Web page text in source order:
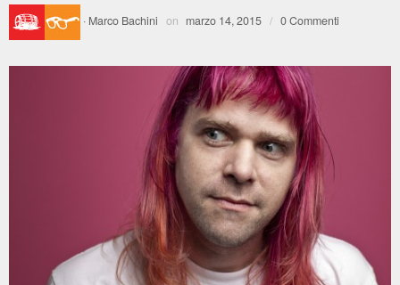
· Marco Bachini on marzo 14, 2015 / 0 Commenti